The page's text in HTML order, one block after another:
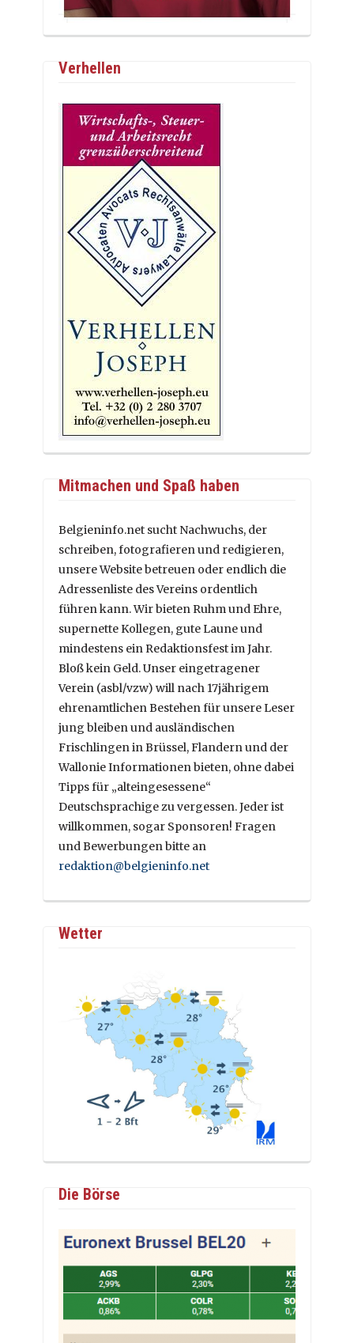
Verhellen
Mitmachen und Spaß haben
Belgieninfo.net sucht Nachwuchs, der
schreiben, fotografieren und redigieren,
unsere Website betreuen oder endlich die
Adressenliste des Vereins ordentlich
führen kann. Wir bieten Ruhm und Ehre,
supernette Kollegen, gute Laune und
mindestens ein Redaktionsfest im Jahr.
Bloß kein Geld. Unser eingetragener
Verein (asbl/vzw) will nach 17jährigem
ehrenamtlichen Bestehen für unsere Leser
jung bleiben und ausländischen
Frischlingen in Brüssel, Flandern und der
Wallonie Informationen bieten, ohne dabei
Tipps für „alteingesessene“
Deutschsprachige zu vergessen. Jeder ist
willkommen, sogar Sponsoren! Fragen
und Bewerbungen bitte an
redaktion@belgieninfo.net
Wetter
Die Börse